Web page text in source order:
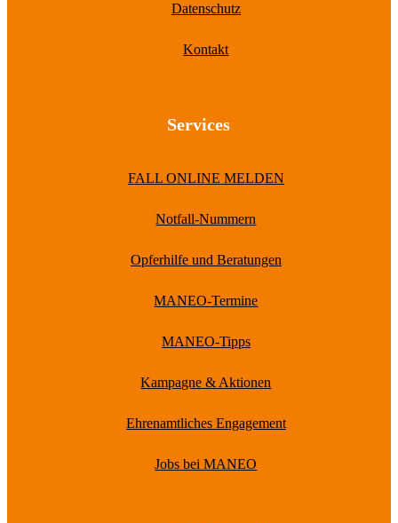
Datenschutz
Kontakt
Services
FALL ONLINE MELDEN
Notfall-Nummern
Opferhilfe und Beratungen
MANEO-Termine
MANEO-Tipps
Kampagne & Aktionen
Ehrenamtliches Engagement
Jobs bei MANEO